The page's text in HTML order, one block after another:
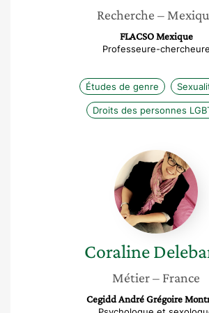
Recherche –
FLACSO Mexique
Professeure-chercheure
Études de genre
Droits des personnes
Coraline
Delebarre
Coraline
Métier– France
Cegidd André Grégoire